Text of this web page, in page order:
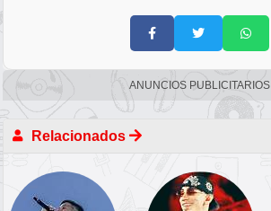
ANUNCIOS PUBLICITARIOS
Relacionados